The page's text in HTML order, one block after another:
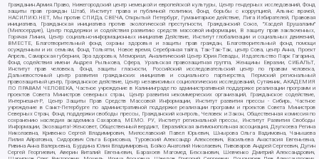
Гражданин.Армия.Право, Нижегородский центр немецкой и европейской культуры, Центр гендерных исследований, Фонд
защиты прав граждан Штаб, Институт права и публичной политики, Фонд борьбы с коррупцией, Альянс врачей,
НАСИЛИЮ.НЕТ, Мы против СПИДа, СВЕЧА, Открытый Петербург, Гуманитарное действие, Лига Избирателей, Правовая
инициатива, Гражданская инициатива против экологической преступности, Гражданский Союз, "Хасдей Ерушалаим"
(Милосердие), Центр поддержки и содействия развитию средств массовой информации, В защиту прав заключенных,
Горячая Линия, Центр социально-информационных инициатив Действие, Институт глобализации и социальных движений,
ВМЕСТЕ, Благотворительный фонд охраны здоровья и защиты прав граждан, Благотворительный фонд помощи
осужденным и их семьям, Фонд Тольятти, Новое время, Серебряная тайга, Так-Так-Так, центр Сова, центр Анна, Проект
Апрель, Самарская губерния, Эра здоровья, Мемориал, Аналитический Центр Юрия Левады, Издательство Парк Гагарина,
Фонд содействия имени Андрея Рылькова, Сфера, Уральская правозащитная группа, Женщины Евразии, СИБАЛЬТ,
Институт прав человека, Фонд защиты гласности, Российский исследовательский центр по правам человека,
Дальневосточный центр развития гражданских инициатив и социального партнерства, Пермский региональный
правозащитный центр, Гражданское действие, Центр независимых социологических исследований, Сутяжник, АКАДЕМИЯ
ПО ПРАВАМ ЧЕЛОВЕКА, Частное учреждение в Калининграде по административной поддержке реализации программ и
проектов Совета Министров северных стран, Центр развития некоммерческих организаций, Гражданское содействие,
Интернешнл-Р, Центр Защиты Прав Средств Массовой Информации, Институт развития прессы - Сибирь, Частное
учреждение в Санкт-Петербурге по административной поддержке реализации программ и проектов Совета Министров
Северных Стран, Фонд поддержки свободы прессы, Гражданский контроль, Человек и Закон, Общественная комиссия по
сохранению наследия академика Сахарова, МЕМО. РУ, Институт региональной прессы, Институт Развития Свободы
Информации, Экозащита!-Женсовет, Общественный вердикт, Евразийская антимонопольная ассоциация, Дзугкоева Регина
Николаевна, Кривенко Сергей Владимирович, Милославский Павел Юрьевич, Шнырова Ольга Вадимовна, Чанышева
Лилия Айратовна, Сидорович Ольга Борисовна, Туровский Александр Алексеевич, Васильева Анастасия Евгеньевна,
Ривина Анна Валерьевна, Бурдина Юлия Владимировна, Бойко Анатолий Николаевич, Пивоваров Андрей Сергеевич, Дугин
Сергей Георгиевич, Аверин Виталий Евгеньевич, Барахоев Магомед Бекханович, Шевченко Дмитрий Александрович,